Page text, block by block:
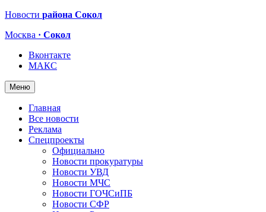
Новости района Сокол
Москва · Сокол
Вконтакте
МАКС
Меню
Главная
Все новости
Реклама
Спецпроекты
Официально
Новости прокуратуры
Новости УВД
Новости МЧС
Новости ГОЧСиПБ
Новости СФР